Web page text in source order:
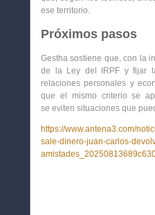
ese territorio.
Próximos pasos
Gestha sostiene que, con la
de la Ley del IRPF y fijar
relaciones personales y
que el mismo criterio se
se eviten situaciones que
https://www.antena3.com/
sale-dinero-juan-carlos-